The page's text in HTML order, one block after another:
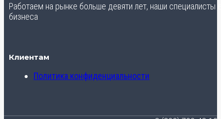
Работаем на рынке больше девяти лет, наши
бизнеса
Клиентам
Политика конфиденциальности